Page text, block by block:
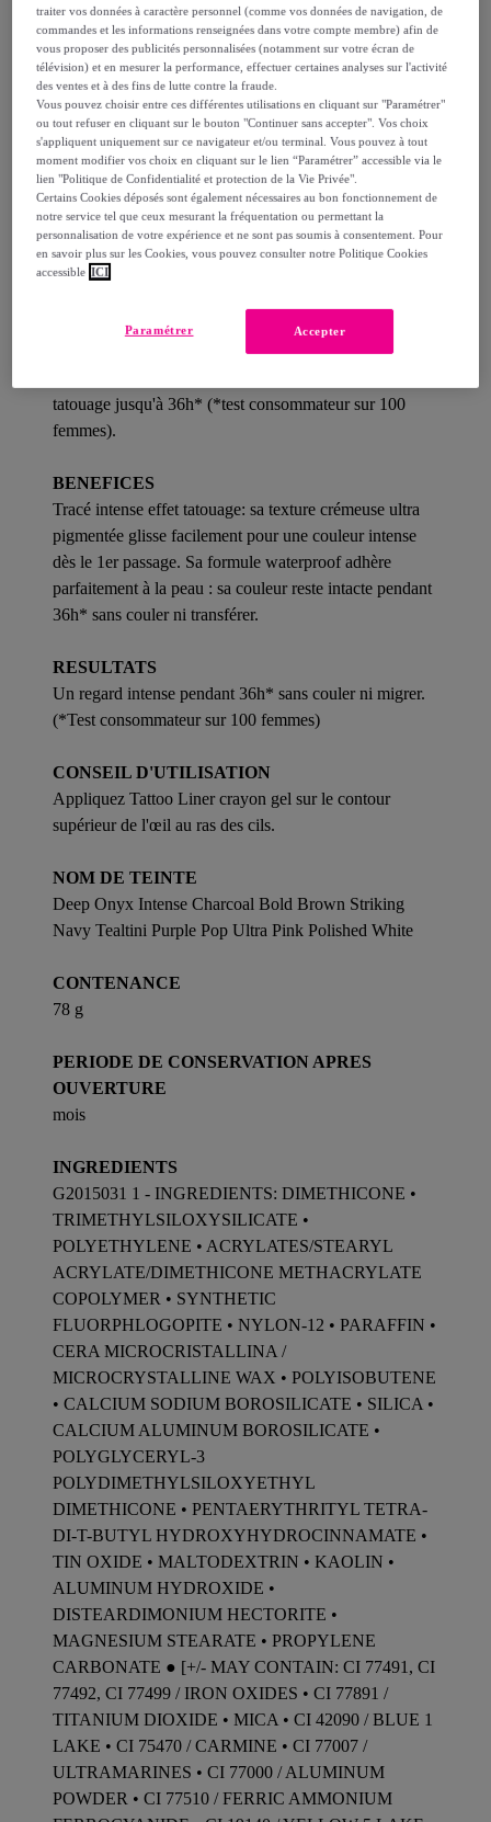
Contenance : Maybelline Tattoo Liner Crayon Gel
Eyeliner 901 Intense Charcoal + Maybelline Tattoo
Liner Crayon Gel Eyeliner 920 Striking Navy +
Maybelline Tattoo Liner Crayon Gel Eyeliner 910 Bold
Brown + Maybelline Tattoo Liner Crayon Gel Eyeliner
900 Deep Onyx + Maybelline Tattoo Liner Crayon Gel
Eyeliner 970 Polished White + Maybelline Tattoo Liner
Crayon Gel Eyeliner Tealtini + Maybelline Tattoo Liner
Crayon Gel Eyeliner Ultra Pink + Maybelline Tattoo
crayon gel effet tatouage longue tenue 36h* de
Maybelline New York. Des teintes ultra saturées en
tatouage jusqu'à 36h* (*test consommateur sur 100
femmes).
BENEFICES
Tracé intense effet tatouage: sa texture crémeuse ultra
pigmentée glisse facilement pour une couleur intense
dès le 1er passage. Sa formule waterproof adhère
parfaitement à la peau : sa couleur reste intacte pendant
36h* sans couler ni transférer.
RESULTATS
Un regard intense pendant 36h* sans couler ni migrer.
(*Test consommateur sur 100 femmes)
CONSEIL D'UTILISATION
Appliquez Tattoo Liner crayon gel sur le contour
supérieur de l'œil au ras des cils.
NOM DE TEINTE
Deep Onyx Intense Charcoal Bold Brown Striking
Navy Tealtini Purple Pop Ultra Pink Polished White
CONTENANCE
78 g
PERIODE DE CONSERVATION APRES
OUVERTURE
mois
INGREDIENTS
G2015031 1 - INGREDIENTS: DIMETHICONE •
TRIMETHYLSILOXYSILICATE •
POLYETHYLENE • ACRYLATES/STEARYL
ACRYLATE/DIMETHICONE METHACRYLATE
COPOLYMER • SYNTHETIC
FLUORPHLOGOPITE • NYLON-12 • PARAFFIN •
CERA MICROCRISTALLINA /
MICROCRYSTALLINE WAX • POLYISOBUTENE
• CALCIUM SODIUM BOROSILICATE • SILICA •
CALCIUM ALUMINUM BOROSILICATE •
POLYGLYCERYL-3
POLYDIMETHYLSILOXYETHYL
DIMETHICONE • PENTAERYTHRITYL TETRA-
DI-T-BUTYL HYDROXYHYDROCINNAMATE •
TIN OXIDE • MALTODEXTRIN • KAOLIN •
ALUMINUM HYDROXIDE •
DISTEARDIMONIUM HECTORITE •
MAGNESIUM STEARATE • PROPYLENE
CARBONATE ● [+/- MAY CONTAIN: CI 77491, CI
77492, CI 77499 / IRON OXIDES • CI 77891 /
TITANIUM DIOXIDE • MICA • CI 42090 / BLUE 1
LAKE • CI 75470 / CARMINE • CI 77007 /
ULTRAMARINES • CI 77000 / ALUMINUM
POWDER • CI 77510 / FERRIC AMMONIUM
traiter vos données à caractère personnel (comme vos données de navigation, de
commandes et les informations renseignées dans votre compte membre) afin de
vous proposer des publicités personnalisées (notamment sur votre écran de
télévision) et en mesurer la performance, effectuer certaines analyses sur l'activité
des ventes et à des fins de lutte contre la fraude.
Vous pouvez choisir entre ces différentes utilisations en cliquant sur "Paramétrer"
ou tout refuser en cliquant sur le bouton "Continuer sans accepter". Vos choix
s'appliquent uniquement sur ce navigateur et/ou terminal. Vous pouvez à tout
moment modifier vos choix en cliquant sur le lien “Paramétrer” accessible via le
lien "Politique de Confidentialité et protection de la Vie Privée".
Certains Cookies déposés sont également nécessaires au bon fonctionnement de
notre service tel que ceux mesurant la fréquentation ou permettant la
personnalisation de votre expérience et ne sont pas soumis à consentement. Pour
en savoir plus sur les Cookies, vous pouvez consulter notre Politique Cookies
accessible ICI
Accepter
Paramétrer